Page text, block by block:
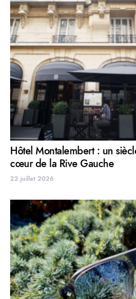
Hôtel Montalembert : un
cœur de la Rive Gauche
22 juillet 2026